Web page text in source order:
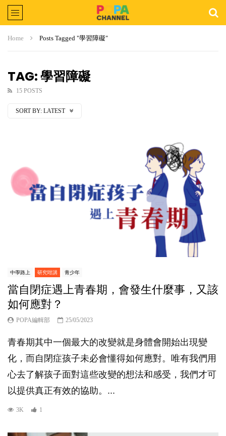
Home Posts Tagged "學習障礙"
TAG: 學習障礙
15 POSTS
SORT BY: LATEST
中學路上 研究咁講 青少年
當自閉症遇上青春期，會發生什麼事，又該
如何應對？
POPA編輯部 25/05/2023
青春期其中一個最大的改變就是身體會開始出現變
化，而自閉症孩子未必會懂得如何應對。唯有我們用
心去了解孩子面對這些改變的想法和感受，我們才可
以提供真正有效的協助。...
3K 1